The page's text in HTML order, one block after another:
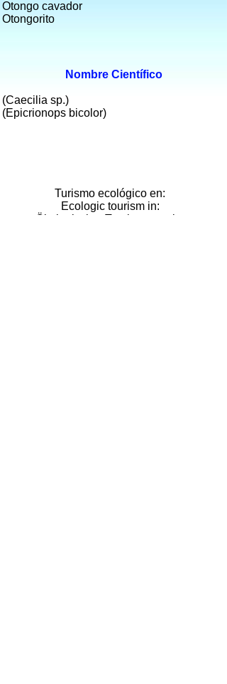
Otongo cavador
Otongorito
Nombre Científico
(Caecilia sp.)
(Epicrionops bicolor)
Turismo ecológico en:
Ecologic tourism in:
Ökologischer Tourismusen in: